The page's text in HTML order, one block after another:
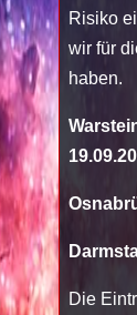
Risiko
wir für
haben.
19.09.20
Die